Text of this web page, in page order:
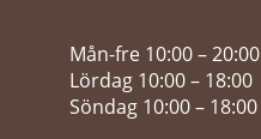
Mån-fre 10:00 – 20:00
Lördag 10:00 – 18:00
Söndag 10:00 – 18:00